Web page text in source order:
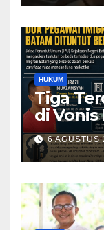
HUKUM
Tiga
di Vonis
Oknum
Batam
6 AGUSTUS